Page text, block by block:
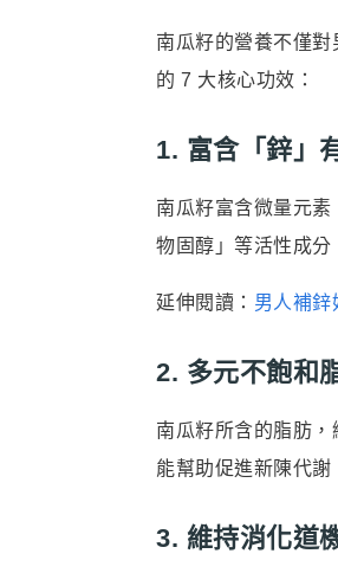
南瓜籽的營養不僅
的 7 大核心功效：
1. 富含「鋅」
南瓜籽富含微量元
物固醇」等活性成分
延伸閱讀： 男人補鋅
2. 多元不飽和
南瓜籽所含的脂肪
能幫助促進新陳代謝
3. 維持消化道